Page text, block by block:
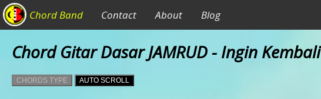
Chord Band Contact About Blog
Chord Gitar Dasar JAMRUD - Ingin Kembali
CHORDS TYPE AUTO SCROLL